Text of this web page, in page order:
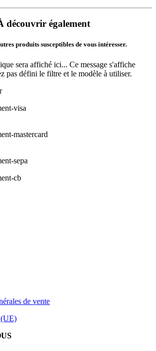
découvrir également
produits susceptibles de vous intéresser.
sera affiché ici... Ce message s'affiche
pas défini le filtre et le modèle à utiliser.
de vente
(UE)